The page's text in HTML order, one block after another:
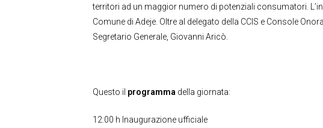
territori ad un maggior numero di potenziali consumatori.
Comune di Adeje. Oltre al delegato della CCIS e Console
Segretario Generale, Giovanni Aricò.
Questo il programma della giornata:
12:00 h Inaugurazione ufficiale